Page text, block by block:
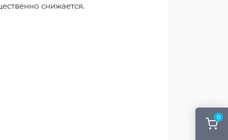
0
снижается.